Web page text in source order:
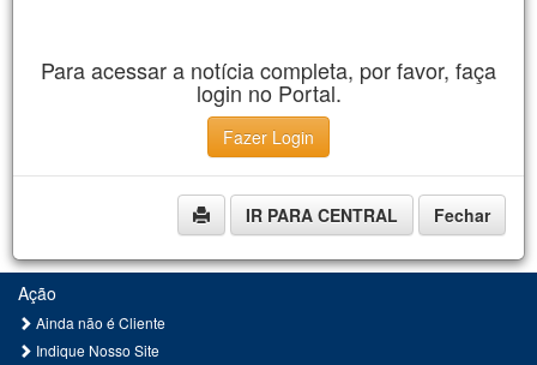
Para acessar a notícia completa, por favor, faça
login no Portal.
Fazer Login
IR PARA CENTRAL Fechar
Ação
Ainda não é Cliente
Indique Nosso Site